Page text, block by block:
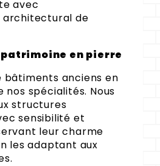
avec
architectural de
en pierre
bâtiments anciens en
nos spécialités. Nous
structures
sensibilité et
leur charme
les adaptant aux